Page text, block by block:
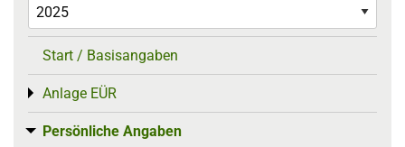
Start / Basisangaben
Anlage EÜR
Toggle menu
Persönliche Angaben
Toggle menu